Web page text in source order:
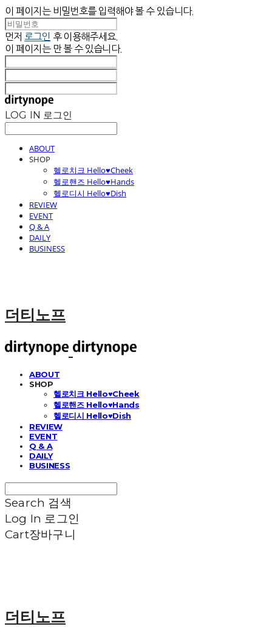
이 페이지는 비밀번호를 입력해야 볼 수 있습니다.
먼저 로그인 후 이용해주세요.
이 페이지는 만 볼 수 있습니다.
LOG IN 로그인
ABOUT
SHOP
헬로치크 Hello♥Cheek
헬로핸즈 Hello♥Hands
헬로디시 Hello♥Dish
REVIEW
EVENT
Q & A
DAILY
BUSINESS
더티노프
ABOUT
SHOP
헬로치크 Hello♥Cheek
헬로핸즈 Hello♥Hands
헬로디시 Hello♥Dish
REVIEW
EVENT
Q & A
DAILY
BUSINESS
Search 검색
Log In 로그인
Cart장바구니
더티노프